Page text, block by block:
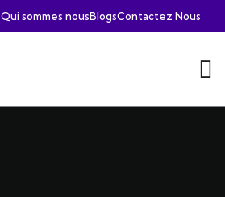
Qui sommes nousBlogsContactez Nous